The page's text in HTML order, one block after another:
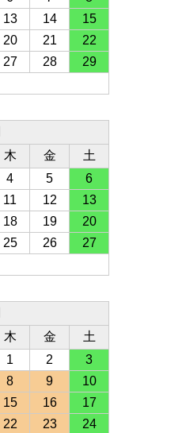
13 14
15
20 21
22
27 28
29
木 金
土
4 5
6
11 12
13
18 19
20
25 26
27
木 金
土
1
2
3
8 9
10
15 16
17
22 23
24